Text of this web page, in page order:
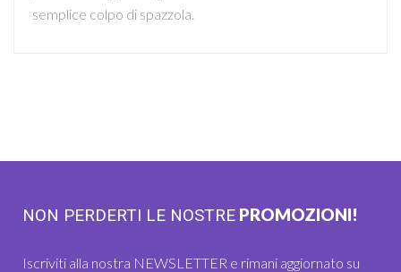
semplice colpo di spazzola.
NON PERDERTI LE NOSTRE PROMOZIONI!
Iscriviti alla nostra NEWSLETTER e rimani aggiornato su